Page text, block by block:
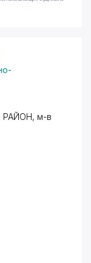
забота о
высокое
изделий и
РАЙОН, м-в